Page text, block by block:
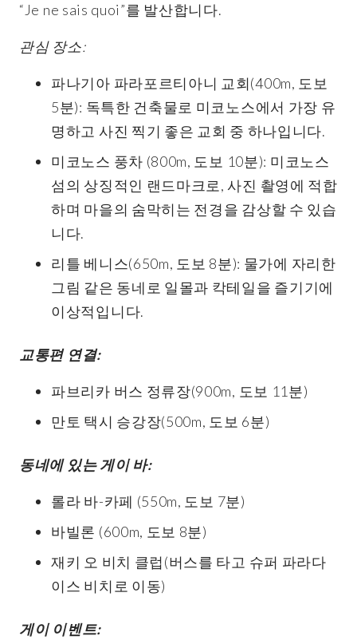
“Je ne sais quoi”를 발산합니다.
관심 장소:
파나기아 파라포르티아니 교회(400m, 도보
5분): 독특한 건축물로 미코노스에서 가장 유
명하고 사진 찍기 좋은 교회 중 하나입니다.
미코노스 풍차 (800m, 도보 10분): 미코노스
섬의 상징적인 랜드마크로, 사진 촬영에 적합
하며 마을의 숨막히는 전경을 감상할 수 있습
니다.
리틀 베니스(650m, 도보 8분): 물가에 자리한
그림 같은 동네로 일몰과 칵테일을 즐기기에
이상적입니다.
교통편 연결:
파브리카 버스 정류장(900m, 도보 11분)
만토 택시 승강장(500m, 도보 6분)
동네에 있는 게이 바:
롤라 바-카페 (550m, 도보 7분)
바빌론 (600m, 도보 8분)
재키 오 비치 클럽(버스를 타고 슈퍼 파라다
이스 비치로 이동)
게이 이벤트: